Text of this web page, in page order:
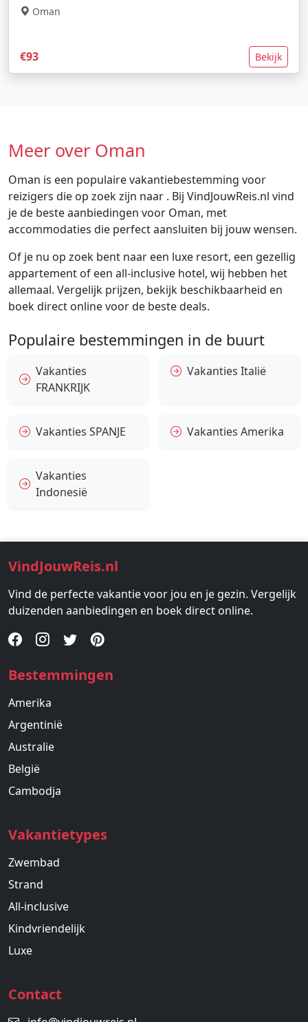
Oman
€93 Bekijk
Meer over Oman
Oman is een populaire vakantiebestemming voor
reizigers die op zoek zijn naar . Bij VindJouwReis.nl vind
je de beste aanbiedingen voor Oman, met
accommodaties die perfect aansluiten bij jouw wensen.
Of je nu op zoek bent naar een luxe resort, een gezellig
appartement of een all-inclusive hotel, wij hebben het
allemaal. Vergelijk prijzen, bekijk beschikbaarheid en
boek direct online voor de beste deals.
Populaire bestemmingen in de buurt
Vakanties
FRANKRIJK
Vakanties Italië
Vakanties SPANJE Vakanties Amerika
Vakanties
Indonesië
VindJouwReis.nl
Vind de perfecte vakantie voor jou en je gezin. Vergelijk
duizenden aanbiedingen en boek direct online.
Bestemmingen
Amerika
Argentinië
Australie
België
Cambodja
Vakantietypes
Zwembad
Strand
All-inclusive
Kindvriendelijk
Luxe
Contact